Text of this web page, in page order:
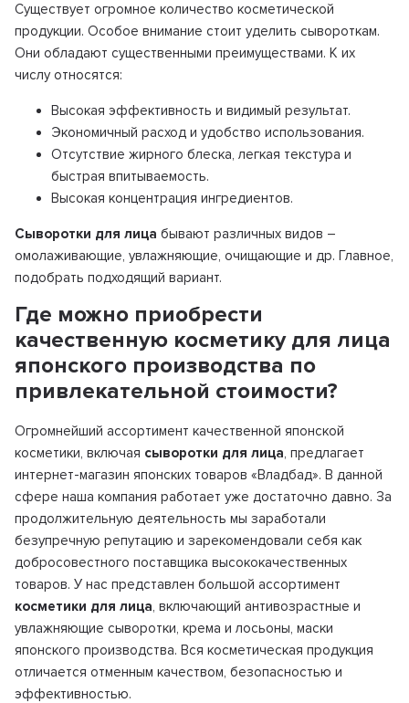
Существует огромное количество косметической
продукции. Особое внимание стоит уделить сывороткам.
Они обладают существенными преимуществами. К их
числу относятся:
Высокая эффективность и видимый результат.
Экономичный расход и удобство использования.
Отсутствие жирного блеска, легкая текстура и
быстрая впитываемость.
Высокая концентрация ингредиентов.
Сыворотки для лицабывают различных видов –
омолаживающие, увлажняющие, очищающие и др. Главное,
подобрать подходящий вариант.
Где можно приобрести
качественную косметику для лица
японского производства по
привлекательной стоимости?
Огромнейший ассортимент качественной японской
косметики, включая сыворотки для лица, предлагает
интернет-магазин японских товаров «Владбад». В данной
сфере наша компания работает уже достаточно давно. За
продолжительную деятельность мы заработали
безупречную репутацию и зарекомендовали себя как
добросовестного поставщика высококачественных
товаров. У нас представлен большой ассортимент
косметики для лица, включающий антивозрастные и
увлажняющие сыворотки, крема и лосьоны, маски
японского производства. Вся косметическая продукция
отличается отменным качеством, безопасностью и
эффективностью.